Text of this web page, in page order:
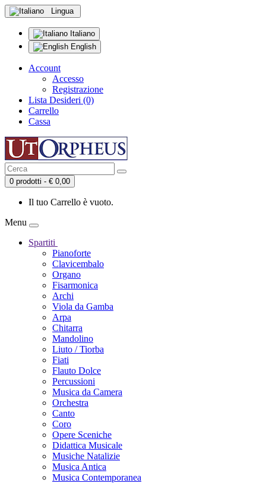
Lingua
Italiano
English
Account
Accesso
Registrazione
Lista Desideri (0)
Carrello
Cassa
0 prodotti - € 0,00
Il tuo Carrello è vuoto.
Menu
Spartiti
Pianoforte
Clavicembalo
Organo
Fisarmonica
Archi
Viola da Gamba
Arpa
Chitarra
Mandolino
Liuto / Tiorba
Fiati
Flauto Dolce
Percussioni
Musica da Camera
Orchestra
Canto
Coro
Opere Sceniche
Didattica Musicale
Musiche Natalizie
Musica Antica
Musica Contemporanea